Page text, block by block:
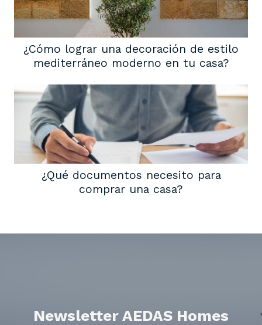
¿Cómo lograr una decoración de estilo
mediterráneo moderno en tu casa?
¿Qué documentos necesito para
comprar una casa?
Newsletter AEDAS Homes